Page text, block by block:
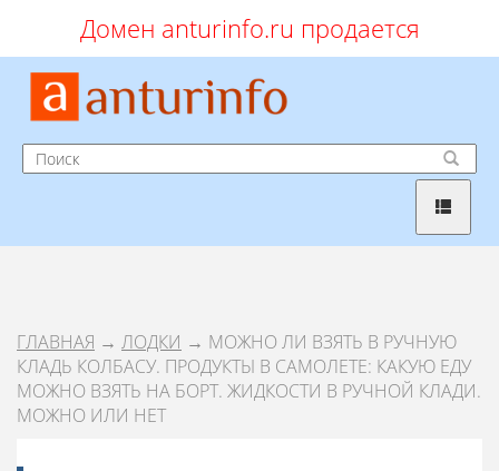
Домен anturinfo.ru продается
ГЛАВНАЯ → ЛОДКИ → МОЖНО ЛИ ВЗЯТЬ В РУЧНУЮ
КЛАДЬ КОЛБАСУ. ПРОДУКТЫ В САМОЛЕТЕ: КАКУЮ ЕДУ
МОЖНО ВЗЯТЬ НА БОРТ. ЖИДКОСТИ В РУЧНОЙ КЛАДИ.
МОЖНО ИЛИ НЕТ